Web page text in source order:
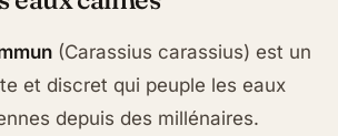
(Carassius carassius) est un
et discret qui peuple les eaux
depuis des millénaires.